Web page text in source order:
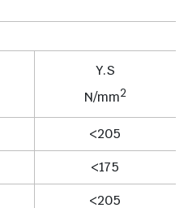
Y.S
N/mm2
<205
<175
<205